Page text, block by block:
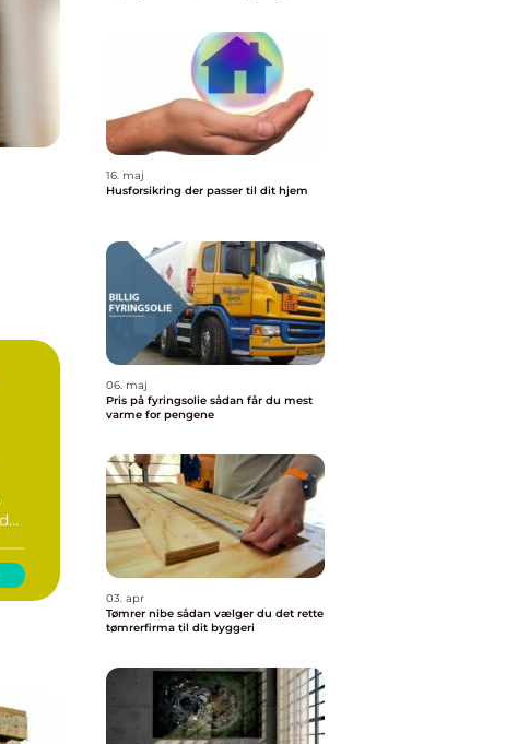
16. maj
Husforsikring der passer til dit hjem
06. maj
Pris på fyringsolie sådan får du mest
varme for pengene
03. apr
Tømrer nibe sådan vælger du det rette
tømrerfirma til dit byggeri